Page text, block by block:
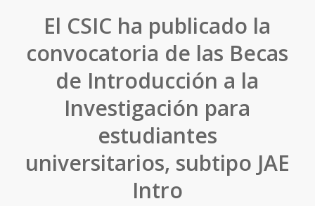
El CSIC ha publicado la
convocatoria de las Becas
de Introducción a la
Investigación para
estudiantes
universitarios, subtipo JAE
Intro